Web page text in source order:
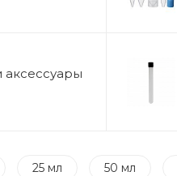
25 мл 50 мл